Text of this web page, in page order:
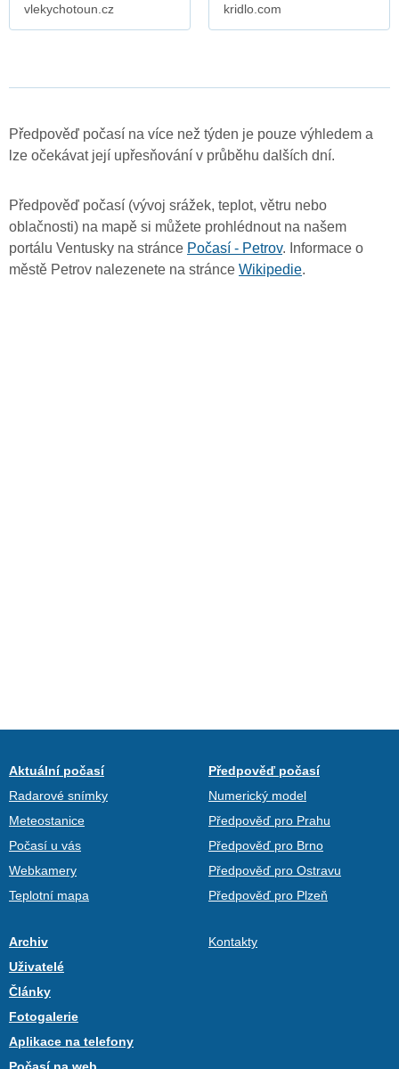
vlekychotoun.cz
kridlo.com
Předpověď počasí na více než týden je pouze výhledem a
lze očekávat její upřesňování v průběhu dalších dní.
Předpověď počasí (vývoj srážek, teplot, větru nebo
oblačnosti) na mapě si můžete prohlédnout na našem
portálu Ventusky na stránce Počasí - Petrov. Informace o
městě Petrov nalezenete na stránce Wikipedie.
Aktuální počasí
Radarové snímky
Meteostanice
Počasí u vás
Webkamery
Teplotní mapa
Předpověď počasí
Numerický model
Předpověď pro Prahu
Předpověď pro Brno
Předpověď pro Ostravu
Předpověď pro Plzeň
Archiv
Uživatelé
Články
Fotogalerie
Aplikace na telefony
Kontakty